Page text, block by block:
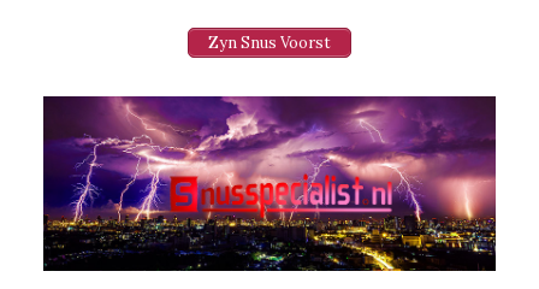
Zyn Snus Voorst